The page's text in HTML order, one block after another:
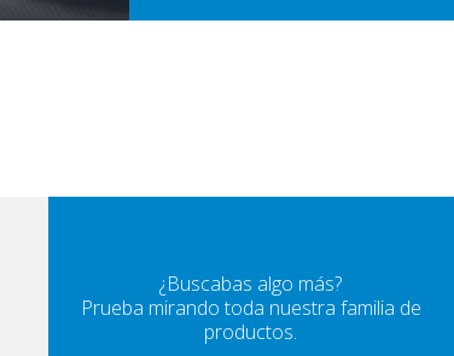
¿Buscabas algo más?
Prueba mirando toda nuestra familia de
productos.